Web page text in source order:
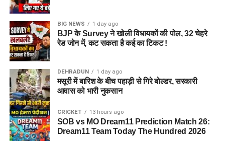
BIG NEWS 1 day ago
BJP के Survey ने खोली विधायकों की पोल, 32 चेहरे
रेड जोन में, कट सकता है कई का टिकट !
DEHRADUN 1 day ago
मसूरी में बारिश के बीच पहाड़ी से गिरे बोल्डर, सरकारी
आवास को भारी नुकसान
CRICKET 13 hours ago
SOB vs MO Dream11 Prediction Match 26:
Dream11 Team Today The Hundred 2026